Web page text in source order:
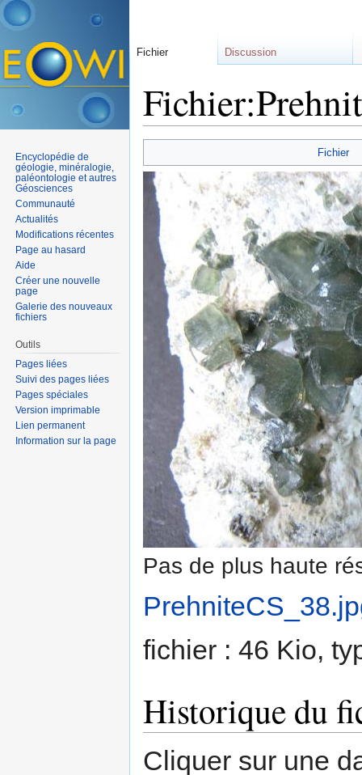
Fichier
Pas de plus haute
fichier : 46 Kio,
Historique du
Cliquer sur une
Fichier Discussion
Encyclopédie de
géologie, minéralogie,
paléontologie et autres
Géosciences
Communauté
Actualités
Modifications récentes
Page au hasard
Aide
Créer une nouvelle
page
Galerie des nouveaux
fichiers
Outils
Pages liées
Suivi des pages liées
Pages spéciales
Version imprimable
Lien permanent
Information sur la page